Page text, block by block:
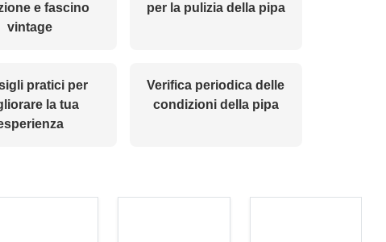
e fascino
vintage
per la pulizia della pipa
pratici per
la tua
Verifica periodica delle
condizioni della pipa